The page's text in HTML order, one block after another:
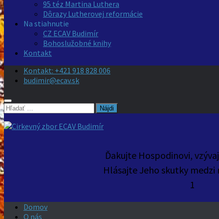
95 téz Martina Luthera
Dôrazy Lutherovej reformácie
Na stiahnutie
CZ ECAV Budimír
Bohoslužobné knihy
Kontakt
Kontakt: +421 918 828 006
budimir@ecav.sk
Hľadať:
Ďakujte Hospodinovi,
Hlásajte Jeho skutky medzi
1
Domov
O nás